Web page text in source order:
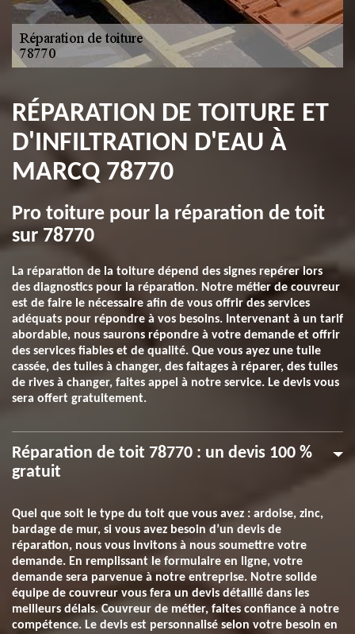
RÉPARATION DE TOITURE ET
D'INFILTRATION D'EAU À
MARCQ 78770
Pro toiture pour la réparation de toit
sur 78770
La réparation de la toiture dépend des signes repérer lors
des diagnostics pour la réparation. Notre métier de couvreur
est de faire le nécessaire afin de vous offrir des services
adéquats pour répondre à vos besoins. Intervenant à un tarif
abordable, nous saurons répondre à votre demande et offrir
des services fiables et de qualité. Que vous ayez une tuile
cassée, des tuiles à changer, des faitages à réparer, des tuiles
de rives à changer, faites appel à notre service. Le devis vous
sera offert gratuitement.
Réparation de toit 78770 : un devis 100 %
gratuit
Quel que soit le type du toit que vous avez : ardoise, zinc,
bardage de mur, si vous avez besoin d’un devis de
réparation, nous vous invitons à nous soumettre votre
demande. En remplissant le formulaire en ligne, votre
demande sera parvenue à notre entreprise. Notre solide
équipe de couvreur vous fera un devis détaillé dans les
meilleurs délais. Couvreur de métier, faites confiance à notre
compétence. Le devis est personnalisé selon votre besoin en